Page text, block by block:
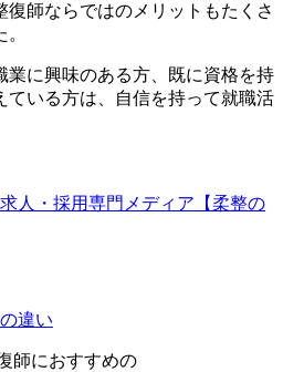
復師ならではのメリットもたくさ
に興味のある方、
既に資格を持
ている方は、自信を持って就職活
人・採用専門メディア【柔整の
違い
師におすすめの